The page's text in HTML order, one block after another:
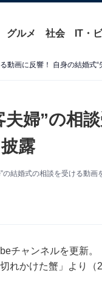
グルメ 社会 IT・
動画に反響！ 自身の結婚式“
夫婦”の相
露
結婚式の相談を受ける動画
チャンネルを更新。
れかけた蟹」より（